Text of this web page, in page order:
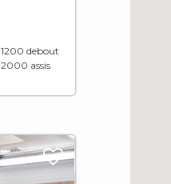
1200 debout
2000 assis